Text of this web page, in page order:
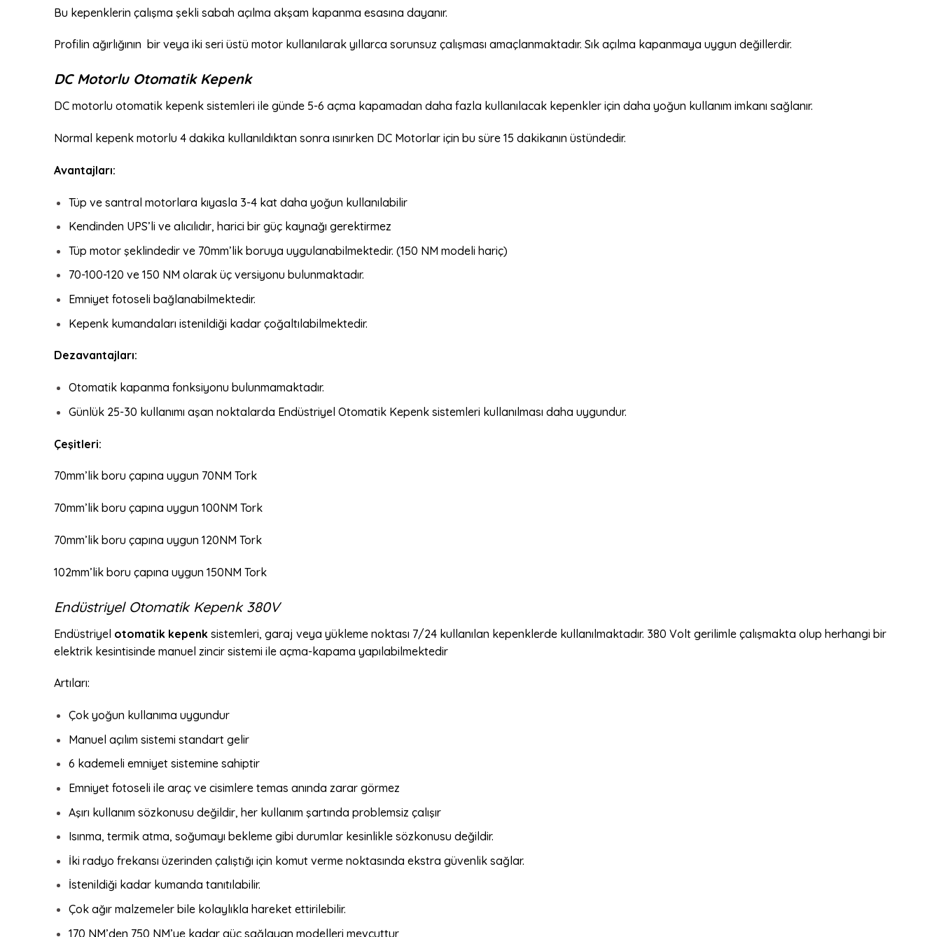
Bu kepenklerin çalışma şekli sabah açılma akşam kapanma esasına dayanır.
Profilin ağırlığının bir veya iki seri üstü motor kullanılarak yıllarca sorunsuz çalışması amaçlanmaktadır. Sık açılma kapanmaya uygun değillerdir.
DC Motorlu Otomatik Kepenk
DC motorlu otomatik kepenk sistemleri ile günde 5-6 açma kapamadan daha fazla kullanılacak kepenkler için daha yoğun kullanım imkanı sağlanır.
Normal kepenk motorlu 4 dakika kullanıldıktan sonra ısınırken DC Motorlar için bu süre 15 dakikanın üstündedir.
Avantajları:
Tüp ve santral motorlara kıyasla 3-4 kat daha yoğun kullanılabilir
Kendinden UPS’li ve alıcılıdır, harici bir güç kaynağı gerektirmez
Tüp motor şeklindedir ve 70mm’lik boruya uygulanabilmektedir. (150 NM modeli hariç)
70-100-120 ve 150 NM olarak üç versiyonu bulunmaktadır.
Emniyet fotoseli bağlanabilmektedir.
Kepenk kumandaları istenildiği kadar çoğaltılabilmektedir.
Dezavantajları:
Otomatik kapanma fonksiyonu bulunmamaktadır.
Günlük 25-30 kullanımı aşan noktalarda Endüstriyel Otomatik Kepenk sistemleri kullanılması daha uygundur.
Çeşitleri:
70mm’lik boru çapına uygun 70NM Tork
70mm’lik boru çapına uygun 100NM Tork
70mm’lik boru çapına uygun 120NM Tork
102mm’lik boru çapına uygun 150NM Tork
Endüstriyel Otomatik Kepenk 380V
Endüstriyel otomatik kepenk sistemleri, garaj veya yükleme noktası 7/24 kullanılan kepenklerde kullanılmaktadır. 380 Volt gerilimle çalışmakta olup herhangi bir
elektrik kesintisinde manuel zincir sistemi ile açma-kapama yapılabilmektedir
Artıları:
Çok yoğun kullanıma uygundur
Manuel açılım sistemi standart gelir
6 kademeli emniyet sistemine sahiptir
Emniyet fotoseli ile araç ve cisimlere temas anında zarar görmez
Aşırı kullanım sözkonusu değildir, her kullanım şartında problemsiz çalışır
Isınma, termik atma, soğumayı bekleme gibi durumlar kesinlikle sözkonusu değildir.
İki radyo frekansı üzerinden çalıştığı için komut verme noktasında ekstra güvenlik sağlar.
İstenildiği kadar kumanda tanıtılabilir.
Çok ağır malzemeler bile kolaylıkla hareket ettirilebilir.
170 NM’den 750 NM’ye kadar güç sağlayan modelleri mevcuttur